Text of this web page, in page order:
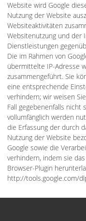
Website wird Google
Nutzung der Website
Websiteaktivitäten
Websitenutzung und der
Dienstleistungen
Die im Rahmen von
übermittelte IP-Adresse
zusammengeführt. Sie
eine entsprechende
verhindern; wir weisen
Fall gegebenenfalls nicht
vollumfänglich werden
die Erfassung der durch
Nutzung der Website
Google sowie die
verhindern, indem sie
Browser-Plugin
http://tools.google.com/